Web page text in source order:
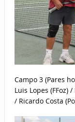
Campo 3 (Pares
Luis Lopes (FFoz)
/ Ricardo Costa